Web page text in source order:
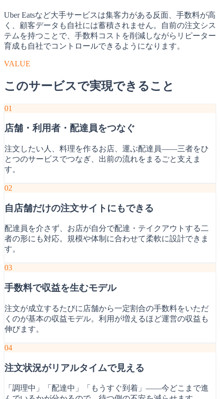
Uber Eatsなど大手サービスは集客力がある反面、手数料が高
く、顧客データも自社には蓄積されません。自前の注文シス
テムを持つことで、手数料コストを削減しながらリピーター
育成も自社でコントロールできるようになります。
VALUE
このサービスで実現できること
01
店舗・利用者・配達員をつなぐ
注文したい人、料理を作るお店、運ぶ配達員——三者をひ
とつのサービスでつなぎ、出前の流れをまるごと支えま
す。
02
自店舗だけの注文サイトにもできる
配達員を介さず、お店が自分で配達・テイクアウトする二
者の形にも対応。規模や体制に合わせて柔軟に設計できま
す。
03
手数料で収益を生むモデル
注文が成立するたびに店舗から一定割合の手数料をいただ
くのが基本の収益モデル。利用が増えるほど運営の収益も
伸びます。
04
注文状況がリアルタイムで見える
「調理中」「配達中」「もうすぐ到着」——今どこまで進